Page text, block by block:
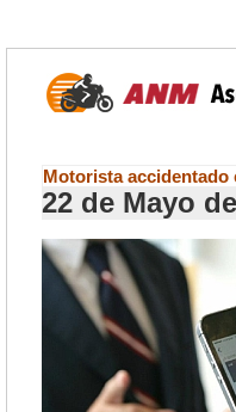
Motorista accidentado
22 de Mayo